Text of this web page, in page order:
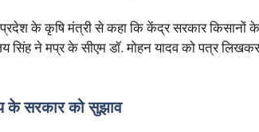
प्रदेश के कृषि मंत्री से कहा किकेंद्र सरकार किसानों
सिंह ने मप्र के सीएम डॉ. मोहन यादव को पत्र
के सरकार को सुझाव